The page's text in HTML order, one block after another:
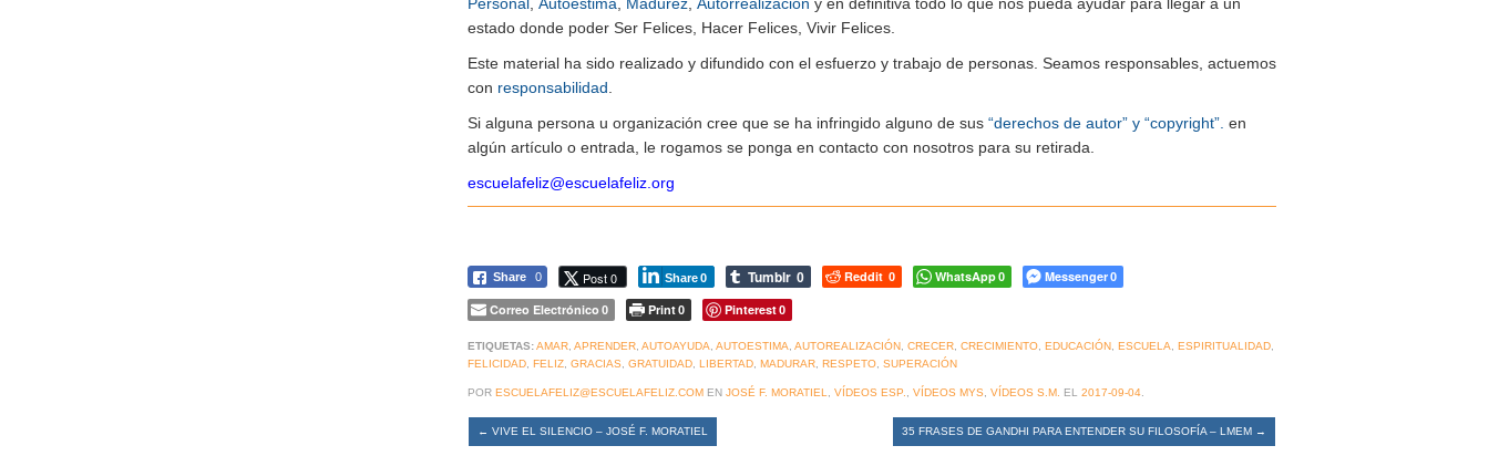
Personal, Autoestima, Madurez, Autorrealización y en definitiva todo lo que nos pueda ayudar para llegar a un
estado donde poder Ser Felices, Hacer Felices, Vivir Felices.
Este material ha sido realizado y difundido con el esfuerzo y trabajo de personas. Seamos responsables, actuemos
con responsabilidad.
Si alguna persona u organización cree que se ha infringido alguno de sus “derechos de autor” y “copyright”. en
algún artículo o entrada, le rogamos se ponga en contacto con nosotros para su retirada.
escuelafeliz@escuelafeliz.org
Share 0 Post 0 Share0 Tumblr 0 Reddit 0 WhatsApp0 Messenger0
Correo Electrónico 0 Print0 Pinterest0
ETIQUETAS:AMAR, APRENDER, AUTOAYUDA, AUTOESTIMA, AUTOREALIZACIÓN, CRECER, CRECIMIENTO, EDUCACIÓN, ESCUELA, ESPIRITUALIDAD,
FELICIDAD, FELIZ, GRACIAS, GRATUIDAD, LIBERTAD, MADURAR, RESPETO, SUPERACIÓN
POR ESCUELAFELIZ@ESCUELAFELIZ.COM EN JOSÉ F. MORATIEL, VÍDEOS ESP., VÍDEOS MYS, VÍDEOS S.M. EL 2017-09-04.
← VIVE EL SILENCIO – JOSÉ F. MORATIEL 35 FRASES DE GANDHI PARA ENTENDER SU FILOSOFÍA – LMEM →